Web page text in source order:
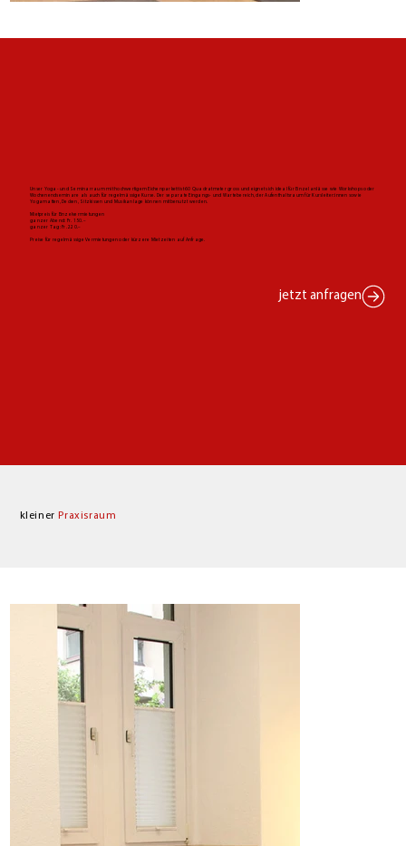
Unser Yoga- und Seminarraum mit hochwertigem Eichenparkett ist 60 Quadratmeter gross und eignet sich ideal für Einzelanlässe wie Workshops oder
Wochenendseminare als auch für regelmässige Kurse. Der separate Eingangs- und Wartebereich, der Aufenthaltsraum für Kursleiter:innen sowie
Yogamatten, Decken, Sitzkissen und Musikanlage können mitbenutzt werden.
Mietpreis für Einzelvermietungen
ganzer Abend: Fr. 150.–
ganzer Tag: Fr. 220.–
Preise für regelmässige Vermietungen oder kürzere Mietzeiten auf Anfrage.
jetzt anfragen
kleiner Praxisraum